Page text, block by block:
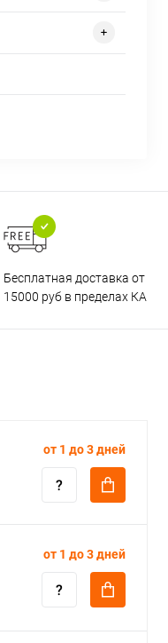
Бесплатная доставка от
15000 руб в пределах КАД
от 1 до 3 дней
от 1 до 3 дней